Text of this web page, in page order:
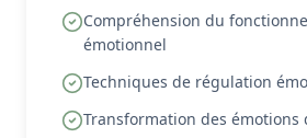
Compréhension du
émotionnel
Techniques de régulation
Transformation des émotions